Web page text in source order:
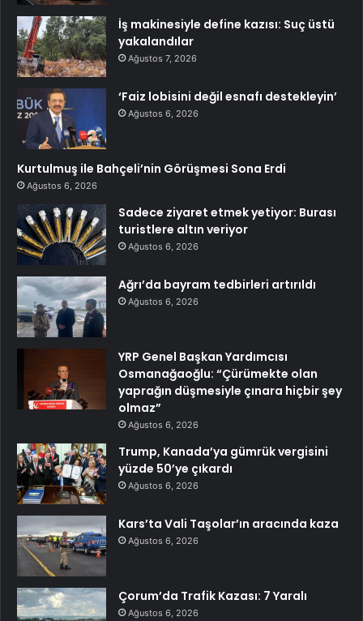
İş makinesiyle define kazısı: Suç üstü
yakalandılar
Ağustos 7, 2026
‘Faiz lobisini değil esnafı destekleyin’
Ağustos 6, 2026
Kurtulmuş ile Bahçeli’nin Görüşmesi Sona Erdi
Ağustos 6, 2026
Sadece ziyaret etmek yetiyor: Burası
turistlere altın veriyor
Ağustos 6, 2026
Ağrı’da bayram tedbirleri artırıldı
Ağustos 6, 2026
YRP Genel Başkan Yardımcısı
Osmanağaoğlu: “Çürümekte olan
yaprağın düşmesiyle çınara hiçbir şey
olmaz”
Ağustos 6, 2026
Trump, Kanada’ya gümrük vergisini
yüzde 50’ye çıkardı
Ağustos 6, 2026
Kars’ta Vali Taşolar’ın aracında kaza
Ağustos 6, 2026
Çorum’da Trafik Kazası: 7 Yaralı
Ağustos 6, 2026